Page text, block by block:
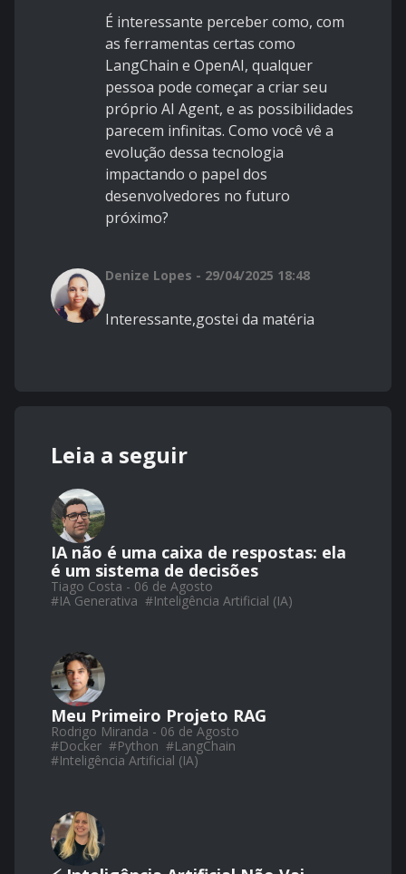
É interessante perceber como, com
as ferramentas certas como
LangChain e OpenAI, qualquer
pessoa pode começar a criar seu
próprio AI Agent, e as possibilidades
parecem infinitas. Como você vê a
evolução dessa tecnologia
impactando o papel dos
desenvolvedores no futuro
próximo?
Denize Lopes - 29/04/2025 18:48
Interessante,gostei da matéria
Leia a seguir
IA não é uma caixa de respostas: ela
é um sistema de decisões
Tiago Costa - 06 de Agosto
#IA Generativa #Inteligência Artificial (IA)
Meu Primeiro Projeto RAG
Rodrigo Miranda - 06 de Agosto
#Docker #Python #LangChain
#Inteligência Artificial (IA)